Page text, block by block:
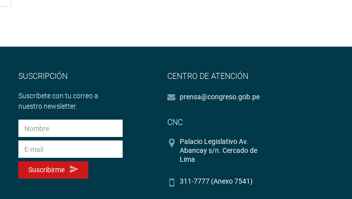
SUSCRIPCIÓN
Suscríbete con tu correo a
nuestro newsletter.
Suscribirme
CENTRO DE ATENCIÓN
prensa@congreso.gob.pe
CNC
Palacio Legislativo Av.
Abancay s/n. Cercado de
Lima
311-7777 (Anexo 7541)